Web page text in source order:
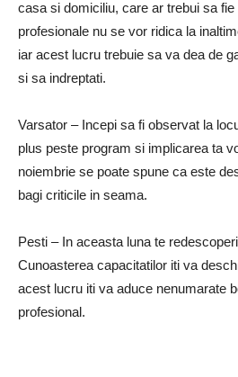
casa si domiciliu, care ar trebui sa
profesionale nu se vor ridica la
iar acest lucru trebuie sa va dea de
si sa indreptati.
Varsator – Incepi sa fi observat la
plus peste program si implicarea ta
noiembrie se poate spune ca este
bagi criticile in seama.
Pesti – In aceasta luna te
Cunoasterea capacitatilor iti va
acest lucru iti va aduce nenumarate
profesional.